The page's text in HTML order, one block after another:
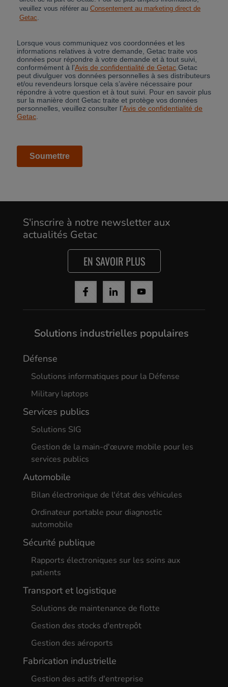
Cancel
S'inscrire à notre newsletter aux
actualités Getac
EN SAVOIR PLUS
Solutions industrielles populaires
Défense
Solutions informatiques pour la Défense
Military laptops
Services publics
Solutions SIG
Gestion de la main-d'œuvre mobile pour les
services publics
Automobile
Bilan électronique de l'état des véhicules
Ordinateur portable pour diagnostic
automobile
Sécurité publique
Rapports électroniques sur les soins aux
patients
Transport et logistique
Solutions de maintenance de flotte
Gestion des stocks d'entrepôt
Gestion des aéroports
Fabrication industrielle
Gestion des actifs d'entreprise